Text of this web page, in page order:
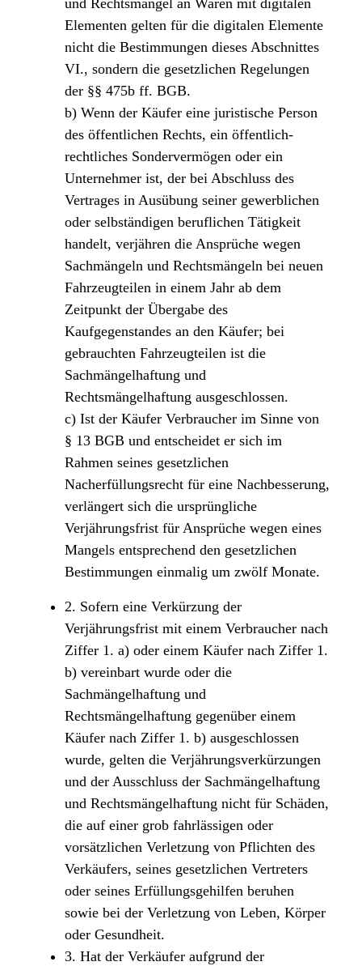
und Rechtsmängel an Waren mit digitalen
Elementen gelten für die digitalen Elemente
nicht die Bestimmungen dieses Abschnittes
VI., sondern die gesetzlichen Regelungen
der §§ 475b ff. BGB.
b) Wenn der Käufer eine juristische Person
des öffentlichen Rechts, ein öffentlich-
rechtliches Sondervermögen oder ein
Unternehmer ist, der bei Abschluss des
Vertrages in Ausübung seiner gewerblichen
oder selbständigen beruflichen Tätigkeit
handelt, verjähren die Ansprüche wegen
Sachmängeln und Rechtsmängeln bei neuen
Fahrzeugteilen in einem Jahr ab dem
Zeitpunkt der Übergabe des
Kaufgegenstandes an den Käufer; bei
gebrauchten Fahrzeugteilen ist die
Sachmängelhaftung und
Rechtsmängelhaftung ausgeschlossen.
c) Ist der Käufer Verbraucher im Sinne von
§ 13 BGB und entscheidet er sich im
Rahmen seines gesetzlichen
Nacherfüllungsrecht für eine Nachbesserung,
verlängert sich die ursprüngliche
Verjährungsfrist für Ansprüche wegen eines
Mangels entsprechend den gesetzlichen
Bestimmungen einmalig um zwölf Monate.
2. Sofern eine Verkürzung der
Verjährungsfrist mit einem Verbraucher nach
Ziffer 1. a) oder einem Käufer nach Ziffer 1.
b) vereinbart wurde oder die
Sachmängelhaftung und
Rechtsmängelhaftung gegenüber einem
Käufer nach Ziffer 1. b) ausgeschlossen
wurde, gelten die Verjährungsverkürzungen
und der Ausschluss der Sachmängelhaftung
und Rechtsmängelhaftung nicht für Schäden,
die auf einer grob fahrlässigen oder
vorsätzlichen Verletzung von Pflichten des
Verkäufers, seines gesetzlichen Vertreters
oder seines Erfüllungsgehilfen beruhen
sowie bei der Verletzung von Leben, Körper
oder Gesundheit.
3. Hat der Verkäufer aufgrund der